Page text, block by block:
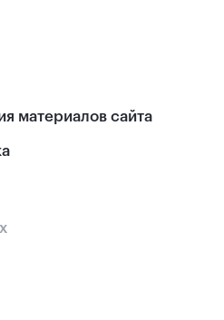
материалов сайта